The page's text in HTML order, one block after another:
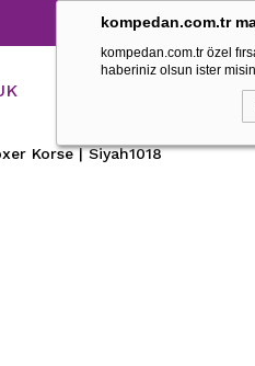
kompedan.com.tr
kompedan.com.tr özel
haberiniz olsun ister
Tüm Pijama
Korse | Siyah1018